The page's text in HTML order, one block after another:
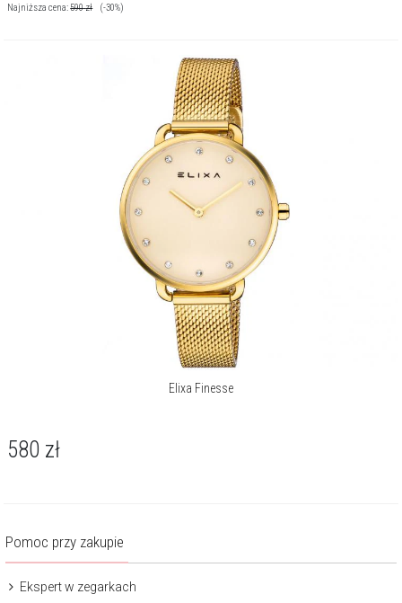
Najniższa cena:590zł (-30%)
Elixa Finesse
580 zł
Pomoc przy zakupie
Ekspert w zegarkach